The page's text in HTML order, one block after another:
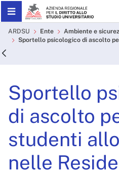
Skip to Main Content
Sportello
ARDSU Ente
Ambiente e
Sportello psicologico di ascolto
Sportello
di ascolto
studenti
nelle